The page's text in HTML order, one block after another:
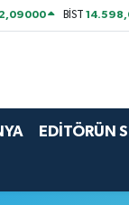
BİST
EDİTÖRÜN